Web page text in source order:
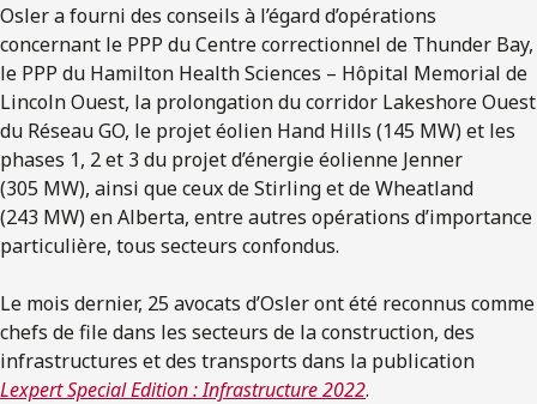
Osler a fourni des conseils à l’égard d’opérations
concernant le PPP du Centre correctionnel de Thunder Bay,
le PPP du Hamilton Health Sciences – Hôpital Memorial de
Lincoln Ouest, la prolongation du corridor Lakeshore Ouest
du Réseau GO, le projet éolien Hand Hills (145 MW) et les
phases 1, 2 et 3 du projet d’énergie éolienne Jenner
(305 MW), ainsi que ceux de Stirling et de Wheatland
(243 MW) en Alberta, entre autres opérations d’importance
particulière, tous secteurs confondus.
Le mois dernier, 25 avocats d’Osler ont été reconnus comme
chefs de file dans les secteurs de la construction, des
infrastructures et des transports dans la publication
Lexpert Special Edition : Infrastructure 2022.